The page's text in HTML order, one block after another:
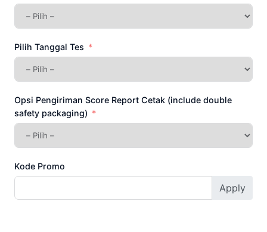
Pilih Tanggal Tes
Opsi Pengiriman Score Report Cetak (include double
safety packaging)
Kode Promo
Apply